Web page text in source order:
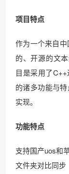
项目特点
作为一个来自
的、开源的文
目是采用了
的诸多功能与
实现。
功能特点
支持国产uos和
文件夹对比同步